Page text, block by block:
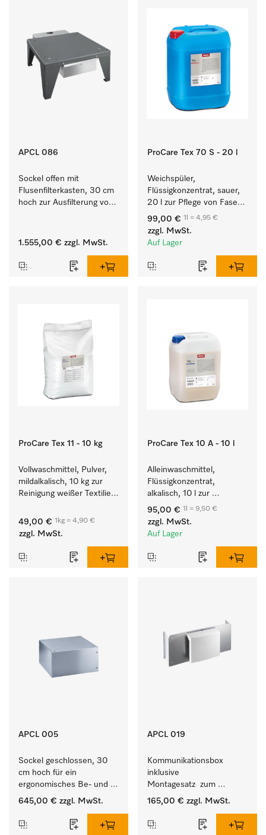
APCL 086
Sockel offen mit
Flusenfilterkasten, 30 cm
hoch zur Ausfilterung von
1.555,00 € zzgl. MwSt.
ProCare Tex 70 S - 20 l
Weichspüler,
Flüssigkonzentrat, sauer,
20 l zur Pflege von Fasern
für eine langfristige
Geschmeidigkeit der
Textilien.
99,00 € 1l = 4,95 €
zzgl. MwSt.
Auf Lager
ProCare Tex 11 - 10 kg
Vollwaschmittel, Pulver,
mildalkalisch, 10 kg zur
Reinigung weißer Textilien
Buntwäsche.
49,00 € 1kg = 4,90 €
zzgl. MwSt.
ProCare Tex 10 A - 10 l
Alleinwaschmittel,
Flüssigkonzentrat,
alkalisch, 10 l zur
Reinigung weißer Textilien
und farbechter
Buntwäsche.
95,00 € 1l = 9,50 €
zzgl. MwSt.
Auf Lager
APCL 005
Sockel geschlossen, 30
cm hoch für ein
ergonomisches Be- und
Entladen von
Trockner.
645,00 € zzgl. MwSt.
APCL 019
Kommunikationsbox
inklusive
Montagesatz  zum
Verbindungsaufbau von
mit externen Systemen.
165,00 € zzgl. MwSt.